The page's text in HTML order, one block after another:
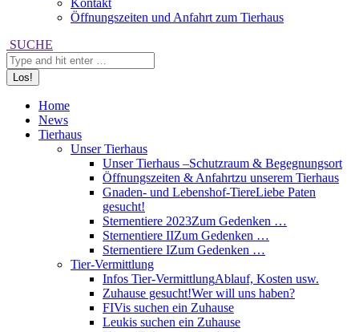
Kontakt
Öffnungszeiten und Anfahrt zum Tierhaus
Search:
SUCHE
Home
News
Tierhaus
Unser Tierhaus
Unser Tierhaus –Schutzraum & Begegnungsort
Öffnungszeiten & Anfahrtzu unserem Tierhaus
Gnaden- und Lebenshof-TiereLiebe Paten
gesucht!
Sternentiere 2023Zum Gedenken …
Sternentiere IIZum Gedenken …
Sternentiere IZum Gedenken …
Tier-Vermittlung
Infos Tier-VermittlungAblauf, Kosten usw.
Zuhause gesucht!Wer will uns haben?
FIVis suchen ein Zuhause
Leukis suchen ein Zuhause